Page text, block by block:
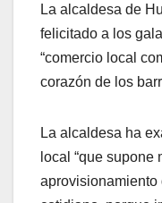
La alcaldesa de
felicitado a los
“comercio local
corazón de los
La alcaldesa ha
local “que supone
aprovisionamiento